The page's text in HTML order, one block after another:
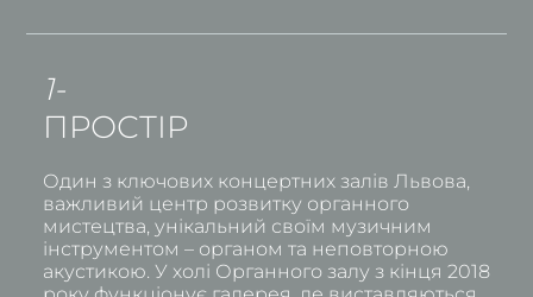
1-
ПРОСТІР
Один з ключових концертних залів Львова,
важливий центр розвитку органного
мистецтва, унікальний своїм музичним
інструментом – органом та неповторною
акустикою. У холі Органного залу з кінця 2018